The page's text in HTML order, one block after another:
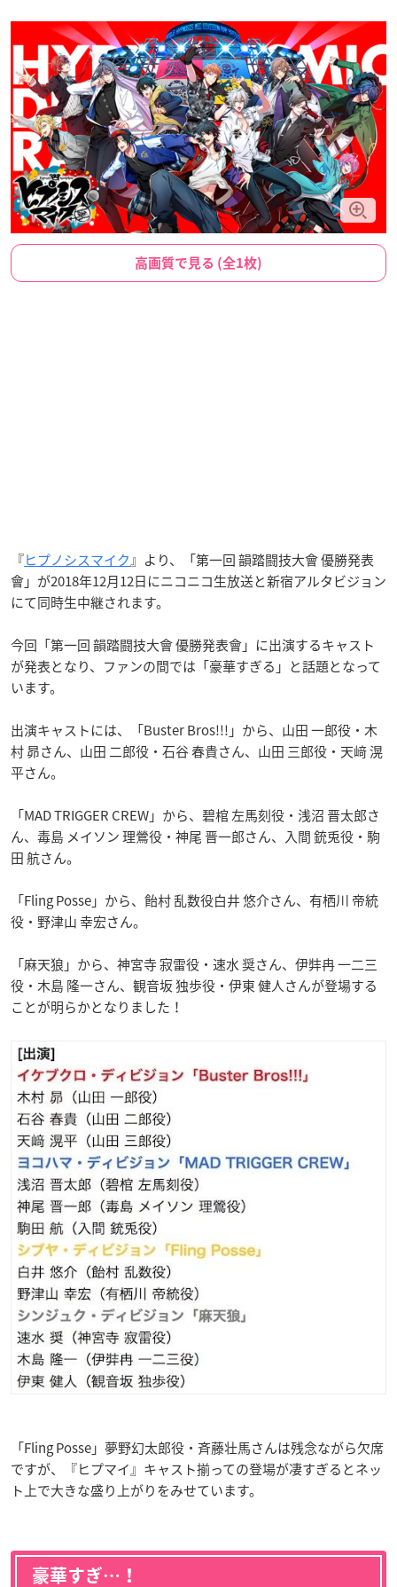
高画質で見る (全1枚)
『ヒプノシスマイク』より、「第一回 韻踏闘技大會 優勝発表
會」が2018年12月12日にニコニコ生放送と新宿アルタビジョン
にて同時生中継されます。
今回「第一回 韻踏闘技大會 優勝発表會」に出演するキャスト
が発表となり、ファンの間では「豪華すぎる」と話題となって
います。
出演キャストには、「Buster Bros!!!」から、山田 一郎役・木
村 昴さん、山田 二郎役・石谷 春貴さん、山田 三郎役・天﨑 滉
平さん。
「MAD TRIGGER CREW」から、碧棺 左馬刻役・ 浅沼 晋太郎さ
ん、毒島 メイソン 理鶯役・ 神尾 晋一郎さん、入間 銃兎役・ 駒
田 航さん。
「Fling Posse」から、飴村 乱数役白井 悠介さん、有栖川 帝統
役・野津山 幸宏さん。
「麻天狼」から、神宮寺 寂雷役・ 速水 奨さん、伊弉冉 一二三
役・木島 隆一さん、観音坂 独歩役・伊東 健人さんが登場する
ことが明らかとなりました！
「Fling Posse」 夢野幻太郎役・斉藤壮馬さんは残念ながら欠席
ですが、『ヒプマイ』キャスト揃っての登場が凄すぎるとネッ
ト上で大きな盛り上がりをみせています。
豪華すぎ…！